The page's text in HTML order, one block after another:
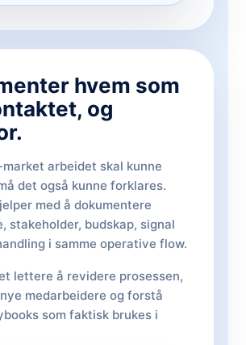
hvem som
og
arbeidet skal kunne
det også kunne forklares.
med å dokumentere
stakeholder, budskap, signal
i samme operative flow.
lettere å revidere prosessen,
medarbeidere og forstå
som faktisk brukes i